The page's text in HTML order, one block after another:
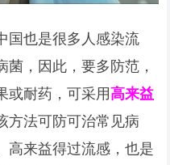
国也是很多人感染流
，因此，要多防范，
或耐药，可采用高来益
方法可防可治常见病
高来益得过流感，也是